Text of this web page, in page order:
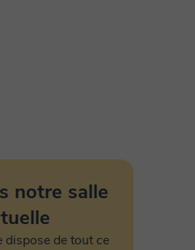
notre salle
dispose de tout ce